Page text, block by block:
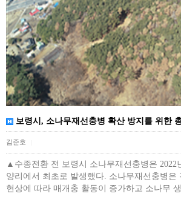
보령시, 소나무재선충병 확산 방지를 위한
김준호
▲수종전환 전 보령시 소나무재선충병은 2022
양리에서 최초로 발생했다. 소나무재선충병은
현상에 따라 매개충 활동이 증가하고 소나무